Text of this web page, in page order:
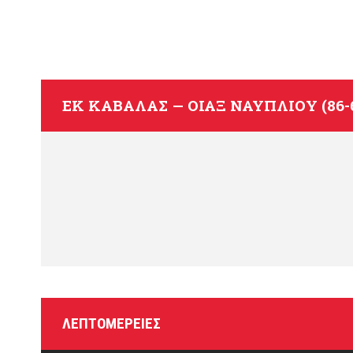
ΕΚ ΚΑΒΆΛΑΣ — ΟΊΑΞ ΝΑΥΠΛΊΟΥ (86-
ΛΕΠΤΟΜΈΡΕΙΕΣ